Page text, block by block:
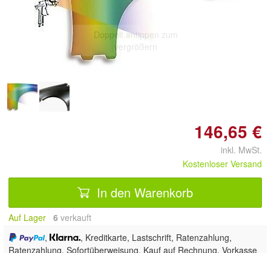
Doppelt antippen zum
vergrößern
146,65 €
inkl. MwSt.
Kostenloser Versand
In den Warenkorb
Auf Lager 6 verkauft
,
, Kreditkarte, Lastschrift, Ratenzahlung,
Ratenzahlung, Sofortüberweisung, Kauf auf Rechnung, Vorkasse